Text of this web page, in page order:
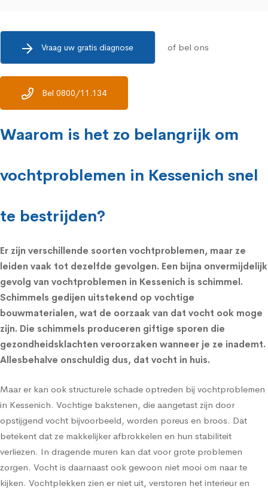
Vraag uw gratis diagnose of bel ons
Bel 0800/11.134
Waarom is het zo belangrijk om
vochtproblemen in Kessenich snel
te bestrijden?
Er zijn verschillende soorten vochtproblemen, maar ze
leiden vaak tot dezelfde gevolgen. Een bijna onvermijdelijk
gevolg van vochtproblemen in Kessenich is schimmel.
Schimmels gedijen uitstekend op vochtige
bouwmaterialen, wat de oorzaak van dat vocht ook moge
zijn. Die schimmels produceren giftige sporen die
gezondheidsklachten veroorzaken wanneer je ze inademt.
Allesbehalve onschuldig dus, dat vocht in huis.
Maar er kan ook structurele schade optreden bij vochtproblemen
in Kessenich. Vochtige bakstenen, die aangetast zijn door
opstijgend vocht bijvoorbeeld, worden poreus en broos. Dat
betekent dat ze makkelijker afbrokkelen en hun stabiliteit
verliezen. In dragende muren kan dat voor grote problemen
zorgen. Vocht is daarnaast ook gewoon niet mooi om naar te
kijken. Vochtplekken zien er niet uit, verstoren het interieur en